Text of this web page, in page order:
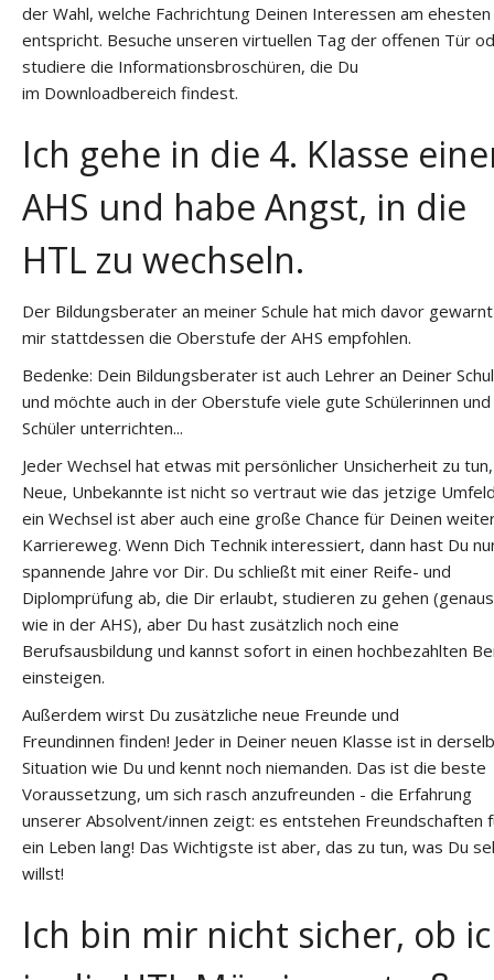
der Wahl, welche Fachrichtung Deinen Interessen am ehesten
entspricht. Besuche unseren virtuellen Tag der offenen Tür
studiere die Informationsbroschüren, die Du
im Downloadbereich findest.
Ich gehe in die 4. Klasse
AHS und habe Angst, in die
HTL zu wechseln.
Der Bildungsberater an meiner Schule hat mich davor
mir stattdessen die Oberstufe der AHS empfohlen.
Bedenke: Dein Bildungsberater ist auch Lehrer an Deiner
und möchte auch in der Oberstufe viele gute Schülerinnen und
Schüler unterrichten...
Jeder Wechsel hat etwas mit persönlicher Unsicherheit zu
Neue, Unbekannte ist nicht so vertraut wie das jetzige
ein Wechsel ist aber auch eine große Chance für Deinen
Karriereweg. Wenn Dich Technik interessiert, dann hast Du
spannende Jahre vor Dir. Du schließt mit einer Reife- und
Diplomprüfung ab, die Dir erlaubt, studieren zu gehen
wie in der AHS), aber Du hast zusätzlich noch eine
Berufsausbildung und kannst sofort in einen hochbezahlten
einsteigen.
Außerdem wirst Du zusätzliche neue Freunde und
Freundinnen finden! Jeder in Deiner neuen Klasse ist in
Situation wie Du und kennt noch niemanden. Das ist die beste
Voraussetzung, um sich rasch anzufreunden - die Erfahrung
unserer Absolvent/innen zeigt: es entstehen Freundschaften
ein Leben lang! Das Wichtigste ist aber, das zu tun, was Du
willst!
Ich bin mir nicht sicher, ob